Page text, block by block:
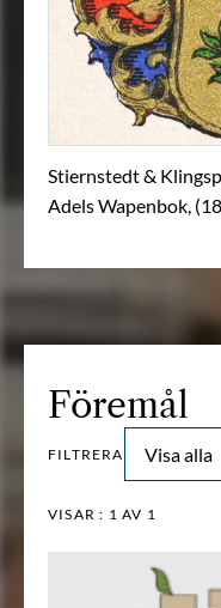
Stiernstedt &
Adels Wapenbok,
Föremål
FILTRERA Visa alla
VISAR : 1 AV 1